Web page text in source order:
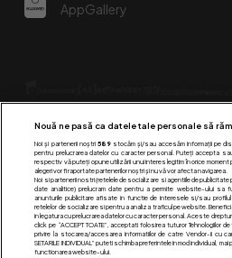
AppGallery
Urmărește-
Nouă ne pasă ca datele tale personale să
Noi și partenerii noștri 589stocăm și/sau accesăm informații pe
pentru prelucrarea datelor cu caracter personal. Puteți accepta
respectiv vă puteți opune utilizării unui interes legitim în orice
alegeri vor fi raportate partenerilor noștri și nu vă vor afecta navigarea.
Noi si partenerii nostri (retelele de socializare si agentiile de
date analitice) prelucram date pentru a permite website-ului sa
anunturile publicitare afisate in functie de interesele si/sau
retelelor de socializare si pentru a analiza traficul pe website.
in legatura cu prelucrarea datelor cu caracter personal. Aceste
click pe “ACCEPT TOATE”, acceptati folosirea tuturor Tehnologiilor
privire la stocarea/accesarea informatiilor de catre Vendor-ii cu
SETARILE INDIVIDUAL” puteti schimba preferintele in mod individual,
functionarea website-ului.